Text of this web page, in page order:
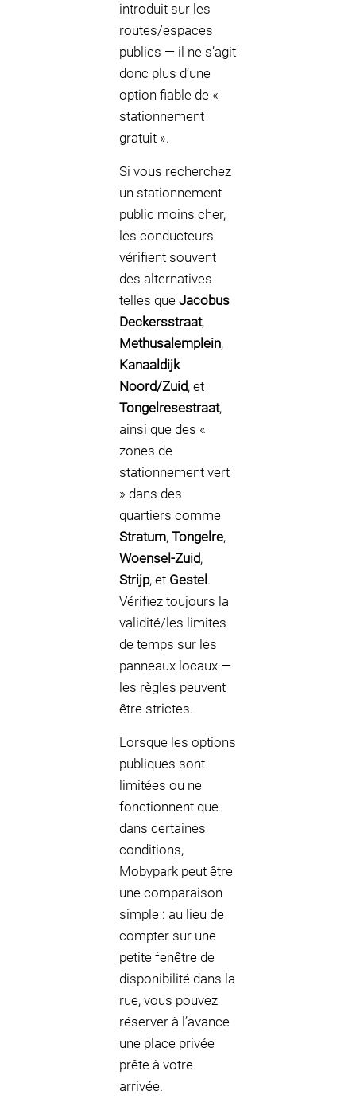
introduit sur les
routes/espaces
publics — il ne s’agit
donc plus d’une
option fiable de «
stationnement
gratuit ».
Si vous recherchez
un stationnement
public moins cher,
les conducteurs
vérifient souvent
des alternatives
telles que Jacobus
Deckersstraat,
Methusalemplein,
Kanaaldijk
Noord/Zuid, et
Tongelresestraat,
ainsi que des «
zones de
stationnement vert
» dans des
quartiers comme
Stratum, Tongelre,
Woensel-Zuid,
Strijp, et Gestel .
Vérifiez toujours la
validité/les limites
de temps sur les
panneaux locaux —
les règles peuvent
être strictes.
Lorsque les options
publiques sont
limitées ou ne
fonctionnent que
dans certaines
conditions,
Mobypark peut être
une comparaison
simple : au lieu de
compter sur une
petite fenêtre de
disponibilité dans la
rue, vous pouvez
réserver à l’avance
une place privée
prête à votre
arrivée.